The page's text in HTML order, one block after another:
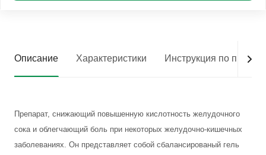
Описание Характеристики Инструкция по
Препарат, снижающий повышенную кислотность желудочного
сока и облегчающий боль при некоторых желудочно-кишечных
заболеваниях. Он представляет собой сбалансированый гель